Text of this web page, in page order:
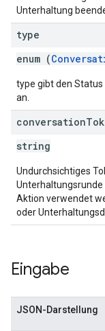
Unterhaltung
type
enum (
type gibt den
an.
conversation
string
Undurchsichtiges
Unterhaltungsrunde
Aktion verwendet
oder
Eingabe
JSON-Darstellung